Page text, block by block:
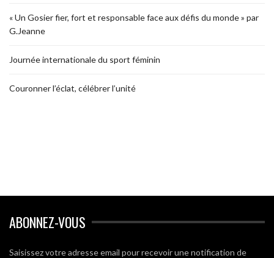
« Un Gosier fier, fort et responsable face aux défis du monde » par
G.Jeanne
Journée internationale du sport féminin
Couronner l’éclat, célébrer l’unité
ABONNEZ-VOUS
Saisissez votre adresse email pour recevoir une notification de